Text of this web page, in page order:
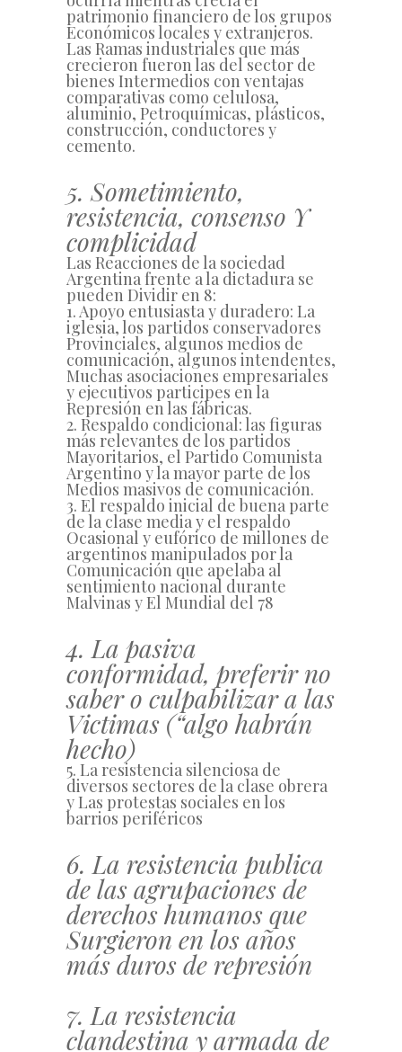
patrimonio financiero de los grupos
Económicos locales y extranjeros.
Las Ramas industriales que más
crecieron fueron las del sector de
bienes Intermedios con ventajas
comparativas como celulosa,
aluminio, Petroquímicas, plásticos,
construcción, conductores y
cemento.
5. Sometimiento,
resistencia, consenso Y
complicidad
Las Reacciones de la sociedad
Argentina frente a la dictadura se
pueden Dividir en 8:
1. Apoyo entusiasta y duradero: La
iglesia, los partidos conservadores
Provinciales, algunos medios de
comunicación, algunos intendentes,
Muchas asociaciones empresariales
y ejecutivos participes en la
Represión en las fábricas.
2. Respaldo condicional: las figuras
más relevantes de los partidos
Mayoritarios, el Partido Comunista
Argentino y la mayor parte de los
Medios masivos de comunicación.
3. El respaldo inicial de buena parte
de la clase media y el respaldo
Ocasional y eufórico de millones de
argentinos manipulados por la
Comunicación que apelaba al
sentimiento nacional durante
Malvinas y El Mundial del 78
4. La pasiva
conformidad, preferir no
saber o culpabilizar a las
Victimas (“algo habrán
hecho)
5. La resistencia silenciosa de
diversos sectores de la clase obrera
y Las protestas sociales en los
barrios periféricos
6. La resistencia publica
de las agrupaciones de
derechos humanos que
Surgieron en los años
más duros de represión
7. La resistencia
clandestina y armada de